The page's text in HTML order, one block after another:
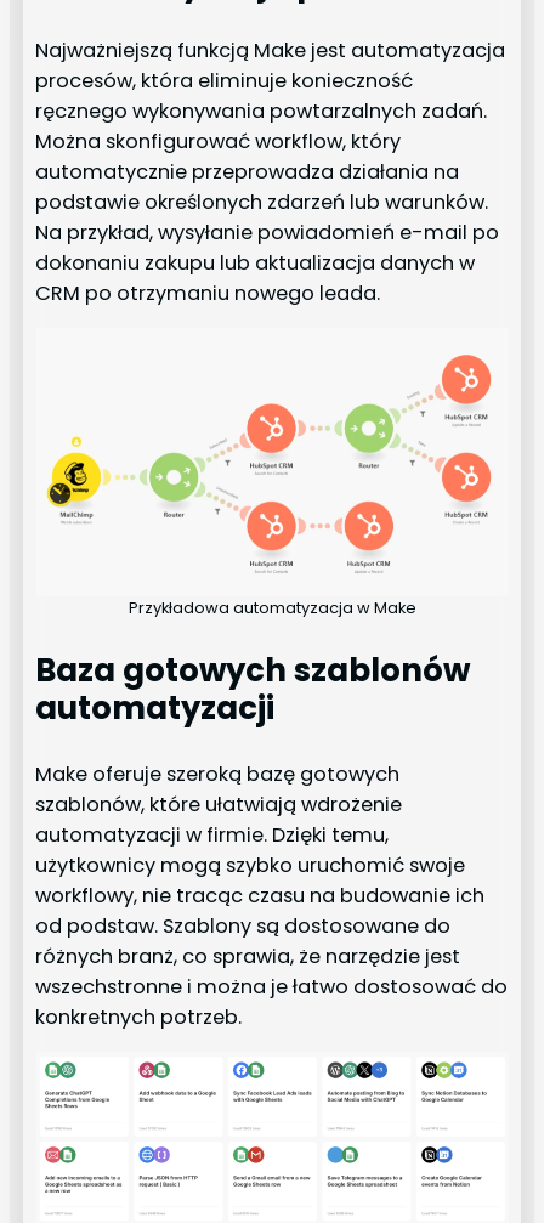
Najważniejszą funkcją Make jest automatyzacja
procesów, która eliminuje konieczność
ręcznego wykonywania powtarzalnych zadań.
Można skonfigurować workflow, który
automatycznie przeprowadza działania na
podstawie określonych zdarzeń lub warunków.
Na przykład, wysyłanie powiadomień e-mail po
dokonaniu zakupu lub aktualizacja danych w
CRM po otrzymaniu nowego leada.
Przykładowa automatyzacja w Make
Baza gotowych szablonów
automatyzacji
Make oferuje szeroką bazę gotowych
szablonów, które ułatwiają wdrożenie
automatyzacji w firmie. Dzięki temu,
użytkownicy mogą szybko uruchomić swoje
workflowy, nie tracąc czasu na budowanie ich
od podstaw. Szablony są dostosowane do
różnych branż, co sprawia, że narzędzie jest
wszechstronne i można je łatwo dostosować do
konkretnych potrzeb.